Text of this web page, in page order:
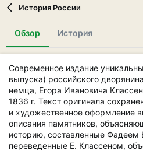
т
о
а
н
и
я
История России
Обзор История
Современное издание
выпуска) российского
немца, Егора Ивановича
1836 г. Текст оригинала
и художественное оформление
описания памятников,
историю, составленные Фадеем
переведенные Е. Классеном,